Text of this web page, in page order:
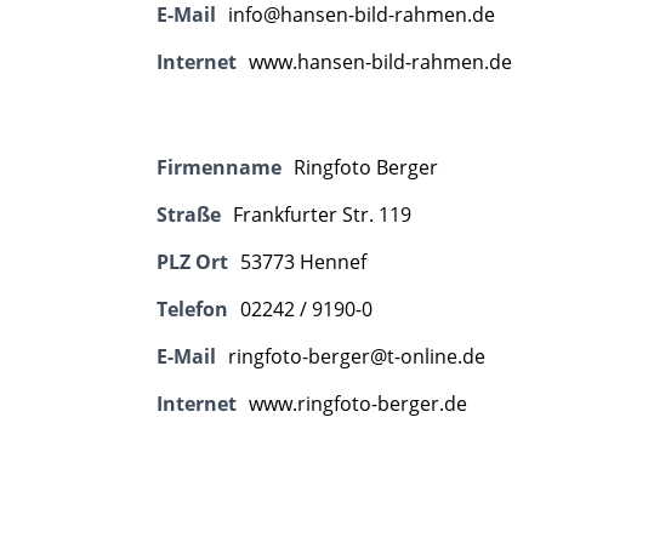
E-Mail info@hansen-bild-rahmen.de
Internet www.hansen-bild-rahmen.de
Firmenname Ringfoto Berger
Straße Frankfurter Str. 119
PLZ Ort 53773 Hennef
Telefon 02242 / 9190-0
E-Mail ringfoto-berger@t-online.de
Internet www.ringfoto-berger.de